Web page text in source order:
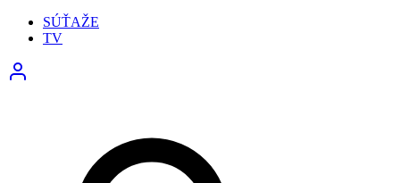
SÚŤAŽE
TV